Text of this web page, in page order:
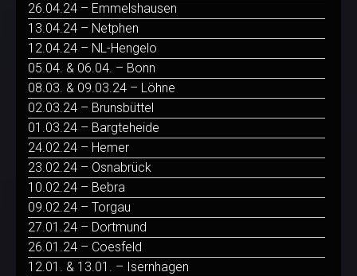
26.04.24 – Emmelshausen
13.04.24 – Netphen
12.04.24 – NL-Hengelo
05.04. & 06.04. – Bonn
08.03. & 09.03.24 – Löhne
02.03.24 – Brunsbüttel
01.03.24 – Bargteheide
24.02.24 – Hemer
23.02.24 – Osnabrück
10.02.24 – Bebra
09.02.24 – Torgau
27.01.24 – Dortmund
26.01.24 – Coesfeld
12.01. & 13.01. – Isernhagen